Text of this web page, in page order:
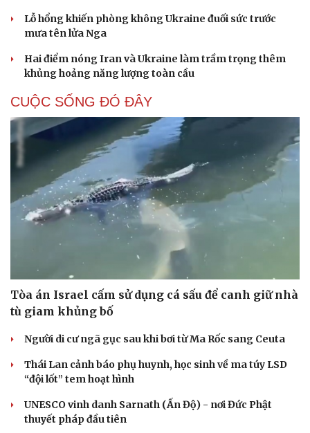
Lỗ hổng khiến phòng không Ukraine đuối sức trước
mưa tên lửa Nga
Hai điểm nóng Iran và Ukraine làm trầm trọng thêm
khủng hoảng năng lượng toàn cầu
CUỘC SỐNG ĐÓ ĐÂY
Tòa án Israel cấm sử dụng cá sấu để canh giữ nhà
tù giam khủng bố
Người di cư ngã gục sau khi bơi từ Ma Rốc sang Ceuta
Thái Lan cảnh báo phụ huynh, học sinh về ma túy LSD
“đội lốt” tem hoạt hình
UNESCO vinh danh Sarnath (Ấn Độ) - nơi Đức Phật
thuyết pháp đầu tiên